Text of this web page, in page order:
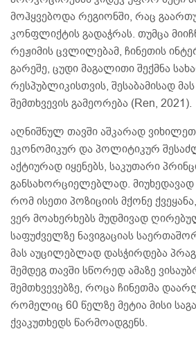
მოჰყვებოდა რეგიონში, რაც
კონფლიქტის გადაჭრას. თუმცა
რეჟიმის ცვლილებამ, ჩინეთის
გარეშე, ცუდი მაგალითი შექმნა
რესპუბლიკისთვის, შესაბამისად
შემთხვევის გამეორება (Ren, 2021).
აღნიშნულ თავში აშკარად
ეკონომიკურ და პოლიტიკურ
აქტიურად იყენებს, საკუთარი
განსახორციელებლად. მიუხედავად
რომ ისეთი პოზიციის მქონე
ვერ მოახერხებს მუდმივად
საფუძველზე ნავიგაციას
მას აუცილებლად დასჭირდება
შემდეგ თავში სწორედ ამაზე
შემთხვევებზე, როცა ჩინეთმა
რომელიც 60 წელზე მეტია მისი
ქვაკუთხედს წარმოადგენს.